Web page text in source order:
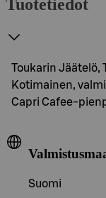
Tuotetiedot
Toukarin Jäätelö,
Kotimainen,
Capri Cafee-
Suomi